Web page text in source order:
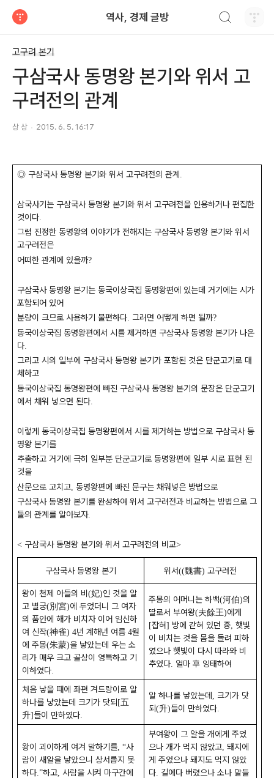
역사, 경제 글방
고구려 본기
구삼국사 동명왕 본기와 위서 고
구려전의 관계
상 상 2015. 6. 5. 16:17
◎ 구삼국사 동명왕 본기와 위서 고구려전의 관계
삼국사기는 구삼국사 동명왕 본기와 위서 고구려전을 인용하거나 편집한
것이다.
그럼 진정한 동명왕의 이야기가 전해지는 구삼국사 동명왕 본기와 위서
고구려전은
어떠한 관계에 있을까?
구삼국사 동명왕 본기는 동국이상국집 동명왕편에 있는데 거기에는 시가
포함되어 있어
분량이 크므로 사용하기 불편하다. 그러면 어떻게 하면 될까?
동국이상국집 동명왕편에서 시를 제거하면 구삼국사 동명왕 본기가 나온
다.
그리고 시의 일부에 구삼국사 동명왕 본기가 포함된 것은 단군고기로 대
체하고
동국이상국집 동명왕편에 빠진 구삼국사 동명왕 본기의 문장은 단군고기
에서 채워 넣으면 된다.
이렇게 동국이상국집 동명왕편에서 시를 제거하는 방법으로 구삼국사 동
명왕 본기를
추출하고 거기에 극히 일부분 단군고기로 동명왕편에 일부 시로 표현 된
것을
산문으로 고치고, 동명왕편에 빠진 문구는 채워넣은 방법으로
구삼국사 동명왕 본기를 완성하여 위서 고구려전과 비교하는 방법으로 그
둘의 관계를 알아보자.
< 구삼국사 동명왕 본기와 위서 고구려전의 비교>
구삼국사 동명왕 본기 위서((魏書) 고구려전
왕이 천제 아들의 비(妃)인 것을 알
고 별궁(別宮)에 두었더니 그 여자
의 품안에 해가 비치자 이어 임신하
여 신작(神雀) 4년 계해년 여름 4월
에 주몽(朱蒙)을 낳았는데 우는 소
리가 매우 크고 골상이 영특하고 기
이하였다.
주몽의 어머니는 하백(河伯)의
딸로서 부여왕(夫餘王)에게
[잡혀] 방에 갇혀 있던 중, 햇빛
이 비치는 것을 몸을 돌려 피하
였으나 햇빛이 다시 따라와 비
추었다. 얼마 후 잉태하여
처음 낳을 때에 좌편 겨드랑이로 알
하나를 낳았는데 크기가 닷되[五
升]들이 만하였다.
알 하나를 낳았는데
크기가 닷
되(升)들이 만하였다.
왕이 괴이하게 여겨 말하기를, “사
람이 새알을 낳았으니 상서롭지 못
하다.”하고, 사람을 시켜 마구간에
부여왕이 그 알을 개에게 주었
으나 개가 먹지 않았고, 돼지에
게 주었으나 돼지도 먹지 않았
다. 길에다 버렸으나 소나 말들